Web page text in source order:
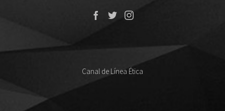
Canal de Línea Ética